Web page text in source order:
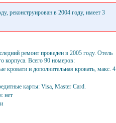
реконструирован в 2004 году, имеет 3
ремонт проведен в 2005 году. Отель
корпуса. Всего 90 номеров:
кровати и дополнительная кровать, макс. 4
карты: Visa, Master Card.
нет